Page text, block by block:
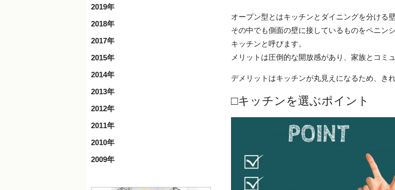
オープン型とはキッチンとダイニングを分ける
その中でも側面の壁に接しているものをペニン
キッチンと呼びます。
メリットは圧倒的な開放感があり、家族とコミ
デメリットはキッチンが丸見えになるため、き
□キッチンを選ぶポイント
2019年
2018年
2017年
2015年
2014年
2013年
2012年
2011年
2010年
2009年